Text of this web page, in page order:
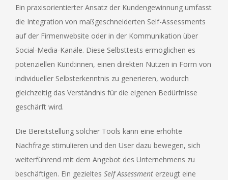
Ein praxisorientierter Ansatz der Kundengewinnung umfasst
die Integration von maßgeschneiderten Self-Assessments
auf der Firmenwebsite oder in der Kommunikation über
Social-Media-Kanäle. Diese Selbsttests ermöglichen es
potenziellen Kund:innen, einen direkten Nutzen in Form von
individueller Selbsterkenntnis zu generieren, wodurch
gleichzeitig das Verständnis für die eigenen Bedürfnisse
geschärft wird.
Die Bereitstellung solcher Tools kann eine erhöhte
Nachfrage stimulieren und den User dazu bewegen, sich
weiterführend mit dem Angebot des Unternehmens zu
beschäftigen. Ein gezieltes Self Assessment erzeugt eine